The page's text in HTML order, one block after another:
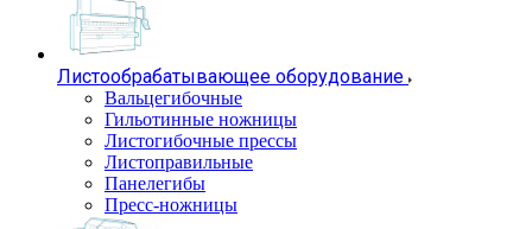
Листообрабатывающее оборудование
Вальцегибочные
Гильотинные ножницы
Листогибочные прессы
Листоправильные
Панелегибы
Пресс-ножницы